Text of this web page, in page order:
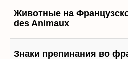
Животные на
des Animaux
Знаки препинания во